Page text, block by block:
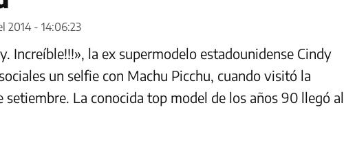
2014 - 14:06:23
Increíble!!!», la ex supermodelo estadounidense Cindy
un selfie con Machu Picchu, cuando visitó la
setiembre. La conocida top model de los años 90 llegó al